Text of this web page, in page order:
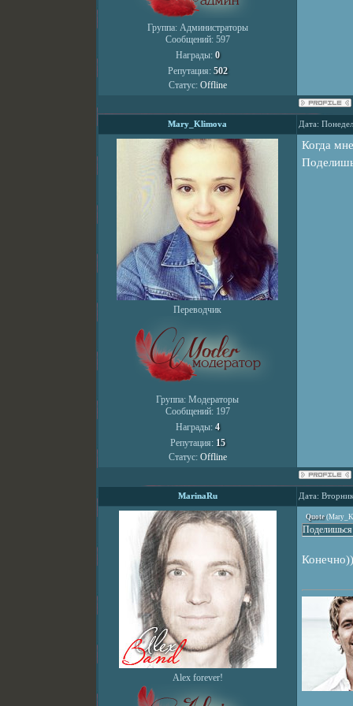
Группа: Администраторы
Сообщений: 597
Награды: 0
Репутация: 502
Статус: Offline
Mary_Klimova Дата:
Переводчик
Группа: Модераторы
Сообщений: 197
Награды: 4
Репутация: 15
Статус: Offline
Когда
MarinaRu Дата:
Alex forever!
Quote(
Поделишься